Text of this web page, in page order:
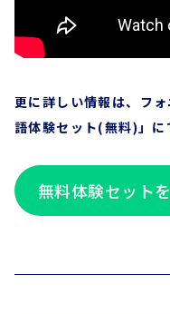
更に詳しい情報は、フ
語体験セット(無料)」に
無料体験セット